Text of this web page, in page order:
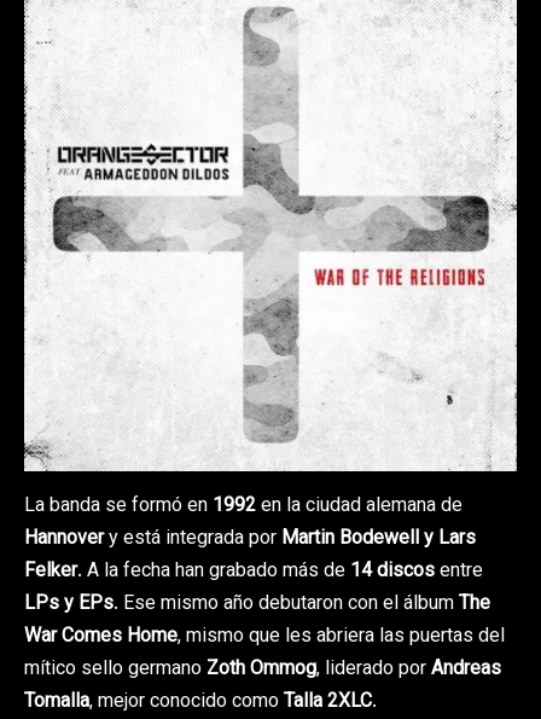
La banda se formó en 1992en la ciudad alemana de
Hannovery está integrada por Martin Bodewell y Lars
Felker. A la fecha han grabado más de 14 discosentre
LPs y EPs. Ese mismo año debutaron con el álbumThe
War Comes Home, mismo que les abriera las puertas del
mítico sello germano Zoth Ommog, liderado porAndreas
Tomalla, mejor conocido comoTalla 2XLC.